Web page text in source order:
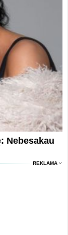
Nebesakau
REKLAMA